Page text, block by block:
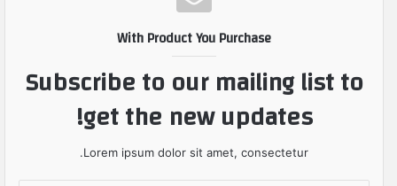
With Product You Purchase
Subscribe to our mailing list to
get the new updates!
Lorem ipsum dolor sit amet, consectetur.